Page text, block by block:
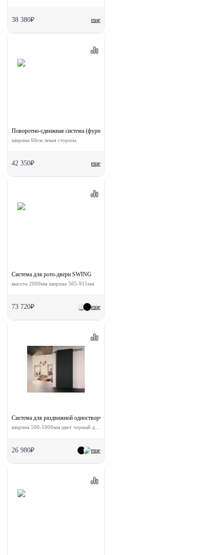
еще
38 380₽
еще
Поворотно-сдвижная система (фурнитура) для дверей 90-TWICE LEFT 60
ширина 60см левая сторона
42 350₽
еще
Система для рото-двери SWING
высота 2000мм ширина 565-915мм
73 720₽
еще
Система для раздвижной одностворчатой двери ESTHETIC без доводчиков
26 980₽